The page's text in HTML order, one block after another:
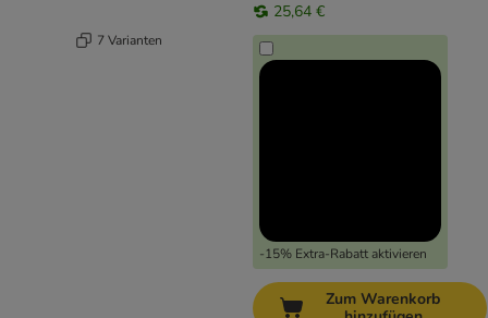
7 Varianten
25,64 €
-15% Extra-Rabatt aktivieren
Zum Warenkorb